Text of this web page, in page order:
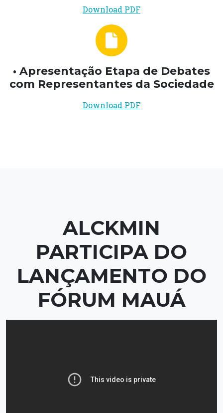
Download PDF
• Apresentação Etapa de Debates
com Representantes da Sociedade
Download PDF
ALCKMIN
PARTICIPA DO
LANÇAMENTO DO
FÓRUM MAUÁ